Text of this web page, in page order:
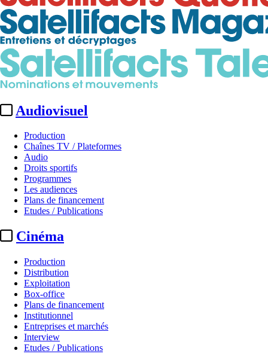
Audiovisuel
Production
Chaînes TV / Plateformes
Audio
Droits sportifs
Programmes
Les audiences
Plans de financement
Etudes / Publications
Cinéma
Production
Distribution
Exploitation
Box-office
Plans de financement
Institutionnel
Entreprises et marchés
Interview
Etudes / Publications